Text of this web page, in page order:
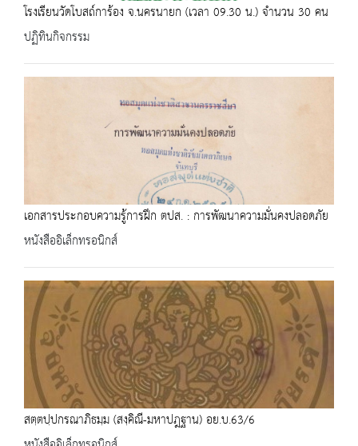
โรงเรียนวัดโบสถ์การ้อง จ.นครนายก (เวลา 09.30 น.) จำนวน 30 คน
ปฏิทินกิจกรรม
เอกสารประกอบความรู้การฝึก ตปส. : การพัฒนาความมั่นคงปลอดภัย
หนังสืออิเล็กทรอนิกส์
สตฺตปฺปกรณาภิธมฺม (สงฺคิณี-มหาปฎฐาน) อย.บ.63/6